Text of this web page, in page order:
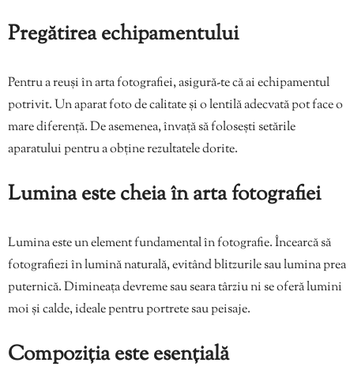
Pregătirea echipamentului
Pentru a reuși în arta fotografiei, asigură-te că ai echipamentul
potrivit. Un aparat foto de calitate și o lentilă adecvată pot face o
mare diferență. De asemenea, învață să folosești setările
aparatului pentru a obține rezultatele dorite.
Lumina este cheia în arta fotografiei
Lumina este un element fundamental în fotografie. Încearcă să
fotografiezi în lumină naturală, evitând blitzurile sau lumina prea
puternică. Dimineața devreme sau seara târziu ni se oferă lumini
moi și calde, ideale pentru portrete sau peisaje.
Compoziția este esențială